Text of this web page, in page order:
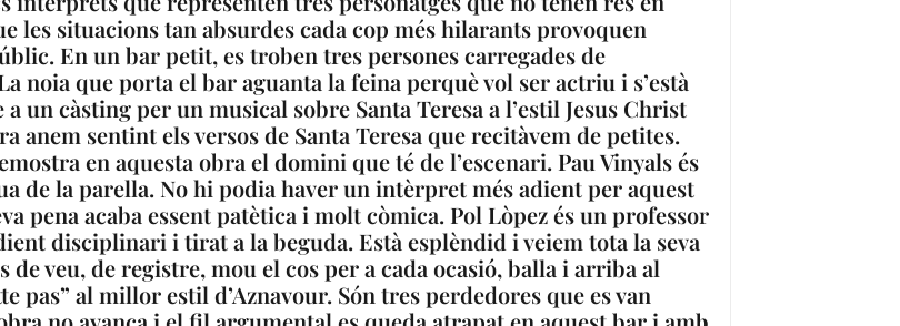
les situacions tan absurdes cada cop més hilarants provoquen
En un bar petit, es troben tres persones carregades de
noia que porta el bar aguanta la feina perquè vol ser actriu i s’està
un càsting per un musical sobre Santa Teresa a l’estil Jesus Christ
anem sentint els versos de Santa Teresa que recitàvem de petites.
en aquesta obra el domini que té de l’escenari. Pau Vinyals és
de la parella. No hi podia haver un intèrpret més adient per aquest
pena acaba essent patètica i molt còmica. Pol Lòpez és un professor
disciplinari i tirat a la beguda. Està esplèndid i veiem tota la seva
veu, de registre, mou el cos per a cada ocasió, balla i arriba al
pas” al millor estil d’Aznavour. Són tres perdedores que es van